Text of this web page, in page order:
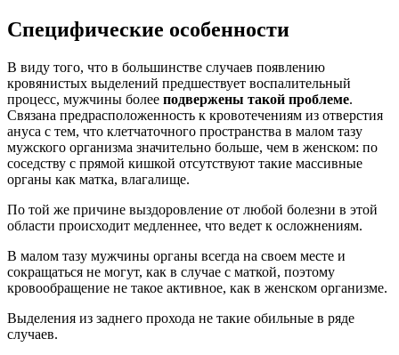
Специфические особенности
В виду того, что в большинстве случаев появлению
кровянистых выделений предшествует воспалительный
процесс, мужчины более подвержены такой проблеме.
Связана предрасположенность к кровотечениям из отверстия
ануса с тем, что клетчаточного пространства в малом тазу
мужского организма значительно больше, чем в женском: по
соседству с прямой кишкой отсутствуют такие массивные
органы как матка, влагалище.
По той же причине выздоровление от любой болезни в этой
области происходит медленнее, что ведет к осложнениям.
В малом тазу мужчины органы всегда на своем месте и
сокращаться не могут, как в случае с маткой, поэтому
кровообращение не такое активное, как в женском организме.
Выделения из заднего прохода не такие обильные в ряде
случаев.